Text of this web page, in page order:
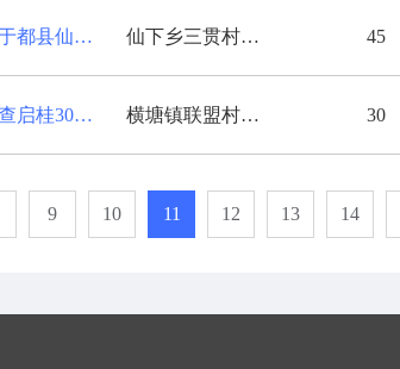
江西暄合盈新能源有限公司于都县仙下乡陈春香45KW屋顶分布式光伏发电项目 仙下乡三贯村三贯组 45
暄合盈新能源庐山市横塘镇查启桂30KW户用屋顶分布式光伏发电项目 横塘镇联盟村石溪畈组 30
9 10 11 12 13 14